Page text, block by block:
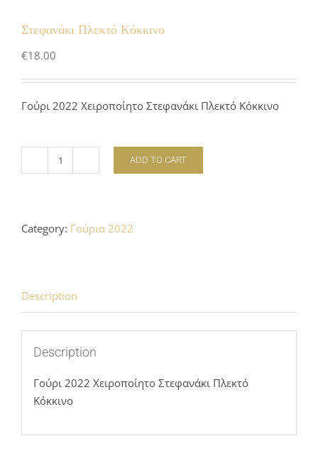
Στεφανάκι Πλεκτό Κόκκινο
€18.00
Γούρι 2022 Χειροποίητο Στεφανάκι Πλεκτό Κόκκινο
Στεφανάκι
quantity
ADD TO CART
Category: Γούρια 2022
Description
Description
Γούρι 2022 Χειροποίητο Στεφανάκι Πλεκτό
Κόκκινο